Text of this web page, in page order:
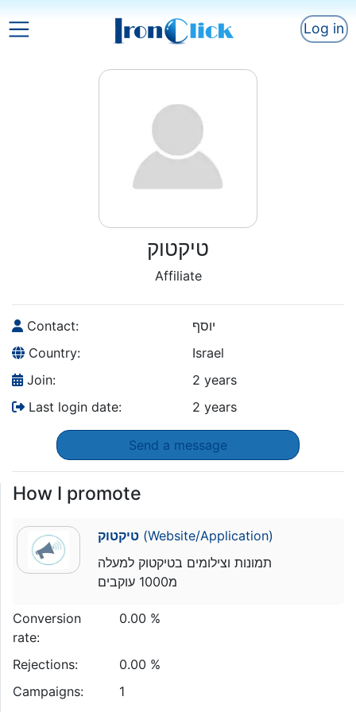
Log in
טיקטוק
Affiliate
Contact:
יוסף
Country:
Israel
Join:
2 years
Last login date:
2 years
Send a message
How I promote
טיקטוק(Website/Application)
תמונות וצילומים בטיקטוק למעלה
מ1000 עוקבים
Conversion
rate:
0.00 %
Rejections:
0.00 %
Campaigns:
1